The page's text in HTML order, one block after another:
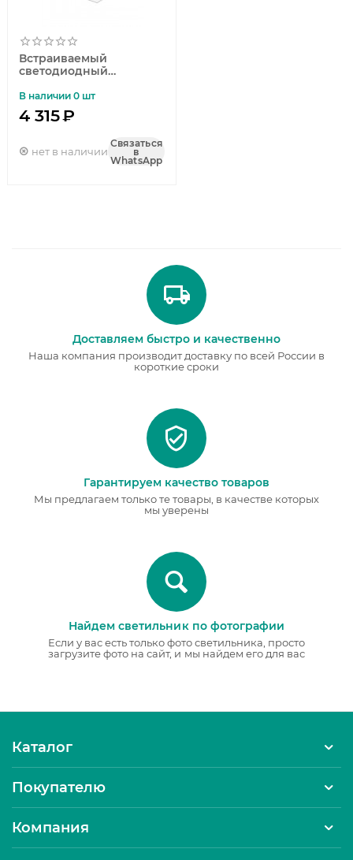
Встраиваемый
светодиодный
G1-R3-00010-31G03-
2003540
В наличии 0 шт
4 315₽
нет в наличии
Связаться
в
WhatsApp
Доставляем быстро и качественно
Наша компания производит доставку по всей России в
короткие сроки
Гарантируем качество товаров
Мы предлагаем только те товары, в качестве которых
мы уверены
Найдем светильник по фотографии
Если у вас есть только фото светильника, просто
загрузите фото на сайт, и мы найдем его для вас
Каталог
Покупателю
Компания